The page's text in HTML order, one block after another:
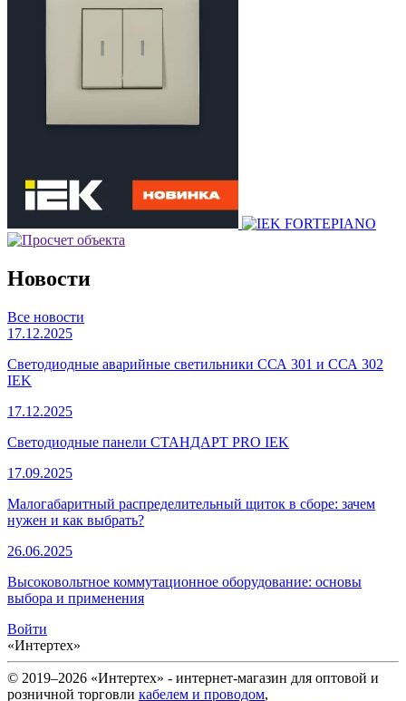
Новости
Все новости
17.12.2025
Светодиодные аварийные светильники ССА 301 и ССА 302
IEK
17.12.2025
Светодиодные панели СТАНДАРТ PRO IEK
17.09.2025
Малогабаритный распределительный щиток в сборе: зачем
нужен и как выбрать?
26.06.2025
Высоковольтное коммутационное оборудование: основы
выбора и применения
Войти
«Интертех»
© 2019–2026 «Интертех» - интернет-магазин для оптовой и
розничной торговли кабелем и проводом,